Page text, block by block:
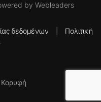
by Webleaders
δεδομένων
Πολιτική